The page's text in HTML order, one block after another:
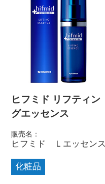
ヒフミド リフティン
グエッセンス
販売名：
ヒフミド Ｌエッセンス
化粧品